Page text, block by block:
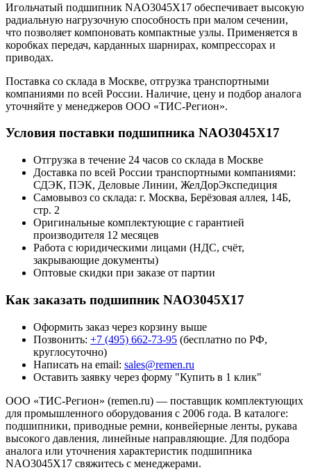
Игольчатый подшипник NAO3045X17 обеспечивает высокую
радиальную нагрузочную способность при малом сечении,
что позволяет компоновать компактные узлы. Применяется в
коробках передач, карданных шарнирах, компрессорах и
приводах.
Поставка со склада в Москве, отгрузка транспортными
компаниями по всей России. Наличие, цену и подбор аналога
уточняйте у менеджеров ООО «ТИС-Регион».
Условия поставки подшипника NAO3045X17
Отгрузка в течение 24 часов со склада в Москве
Доставка по всей России транспортными компаниями:
СДЭК, ПЭК, Деловые Линии, ЖелДорЭкспедиция
Самовывоз со склада: г. Москва, Берёзовая аллея, 14Б,
стр. 2
Оригинальные комплектующие с гарантией
производителя 12 месяцев
Работа с юридическими лицами (НДС, счёт,
закрывающие документы)
Оптовые скидки при заказе от партии
Как заказать подшипник NAO3045X17
Оформить заказ через корзину выше
Позвонить: +7 (495) 662-73-95 (бесплатно по РФ,
круглосуточно)
Написать на email: sales@remen.ru
Оставить заявку через форму "Купить в 1 клик"
ООО «ТИС-Регион» (remen.ru) — поставщик комплектующих
для промышленного оборудования с 2006 года. В каталоге:
подшипники, приводные ремни, конвейерные ленты, рукава
высокого давления, линейные направляющие. Для подбора
аналога или уточнения характеристик подшипника
NAO3045X17 свяжитесь с менеджерами.